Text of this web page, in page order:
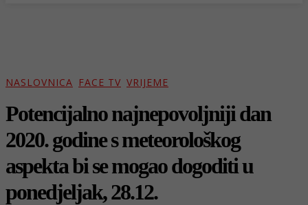
NASLOVNICA FACE TV VRIJEME
Potencijalno najnepovoljniji dan
2020. godine s meteorološkog
aspekta bi se mogao dogoditi u
ponedjeljak, 28.12.